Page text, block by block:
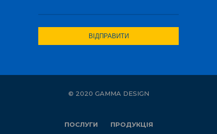
© 2020 GAMMA DESIGN
ПОСЛУГИ ПРОДУКЦІЯ